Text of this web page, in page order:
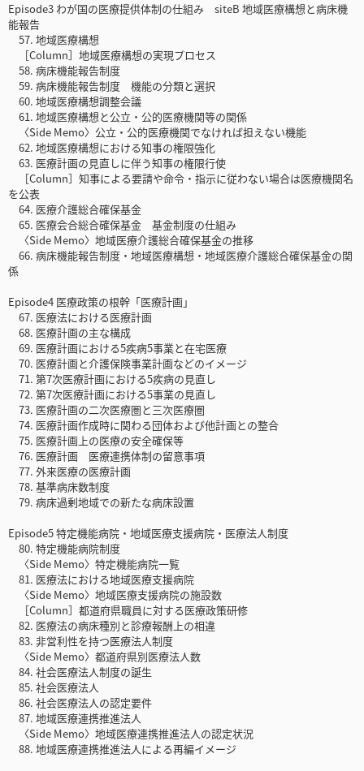
Episode3 わが国の医療提供体制の仕組み siteB 地域医療構想と病床機
能報告
57. 地域医療構想
［Column］地域医療構想の実現プロセス
58. 病床機能報告制度
59. 病床機能報告制度 機能の分類と選択
60. 地域医療構想調整会議
61. 地域医療構想と公立・公的医療機関等の関係
〈Side Memo〉公立・公的医療機関でなければ担えない機能
62. 地域医療構想における知事の権限強化
63. 医療計画の見直しに伴う知事の権限行使
［Column］知事による要請や命令・指示に従わない場合は医療機関名
を公表
64. 医療介護総合確保基金
65. 医療会合総合確保基金 基金制度の仕組み
〈Side Memo〉地域医療介護総合確保基金の推移
66. 病床機能報告制度・地域医療構想・地域医療介護総合確保基金の関
係
Episode4 医療政策の根幹「医療計画」
67. 医療法における医療計画
68. 医療計画の主な構成
69. 医療計画における5疾病5事業と在宅医療
70. 医療計画と介護保険事業計画などのイメージ
71. 第7次医療計画における5疾病の見直し
72. 第7次医療計画における5事業の見直し
73. 医療計画の二次医療圏と三次医療圏
74. 医療計画作成時に関わる団体および他計画との整合
75. 医療計画上の医療の安全確保等
76. 医療計画 医療連携体制の留意事項
77. 外来医療の医療計画
78. 基準病床数制度
79. 病床過剰地域での新たな病床設置
Episode5 特定機能病院・地域医療支援病院・医療法人制度
80. 特定機能病院制度
〈Side Memo〉特定機能病院一覧
81. 医療法における地域医療支援病院
〈Side Memo〉地域医療支援病院の施設数
［Column］都道府県職員に対する医療政策研修
82. 医療法の病床種別と診療報酬上の相違
83. 非営利性を持つ医療法人制度
〈Side Memo〉都道府県別医療法人数
84. 社会医療法人制度の誕生
85. 社会医療法人
86. 社会医療法人の認定要件
87. 地域医療連携推進法人
〈Side Memo〉地域医療連携推進法人の認定状況
88. 地域医療連携推進法人による再編イメージ